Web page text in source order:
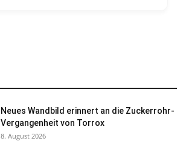
Neues Wandbild erinnert an die Zuckerrohr-
Vergangenheit von Torrox
8. August 2026